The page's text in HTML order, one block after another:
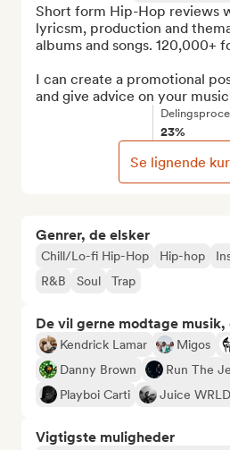
Genrer, de elsker
Chill/Lo-fi Hip-Hop Hip-hop
R&B
Soul Trap
De vil gerne modtage musik,
Kendrick Lamar Migos
Danny Brown
Run The
Playboi Carti
Juice WRLD
Vigtigste muligheder
Short form Hip-Hop reviews
lyricsm, production and
albums and songs. 120,000+
I can create a promotional
and give advice on your
23%
Se lignende